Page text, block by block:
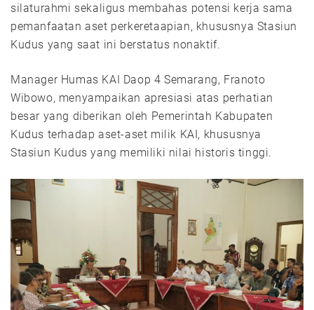
silaturahmi sekaligus membahas potensi kerja sama
pemanfaatan aset perkeretaapian, khususnya Stasiun
Kudus yang saat ini berstatus nonaktif.
Manager Humas KAI Daop 4 Semarang, Franoto
Wibowo, menyampaikan apresiasi atas perhatian
besar yang diberikan oleh Pemerintah Kabupaten
Kudus terhadap aset-aset milik KAI, khususnya
Stasiun Kudus yang memiliki nilai historis tinggi.